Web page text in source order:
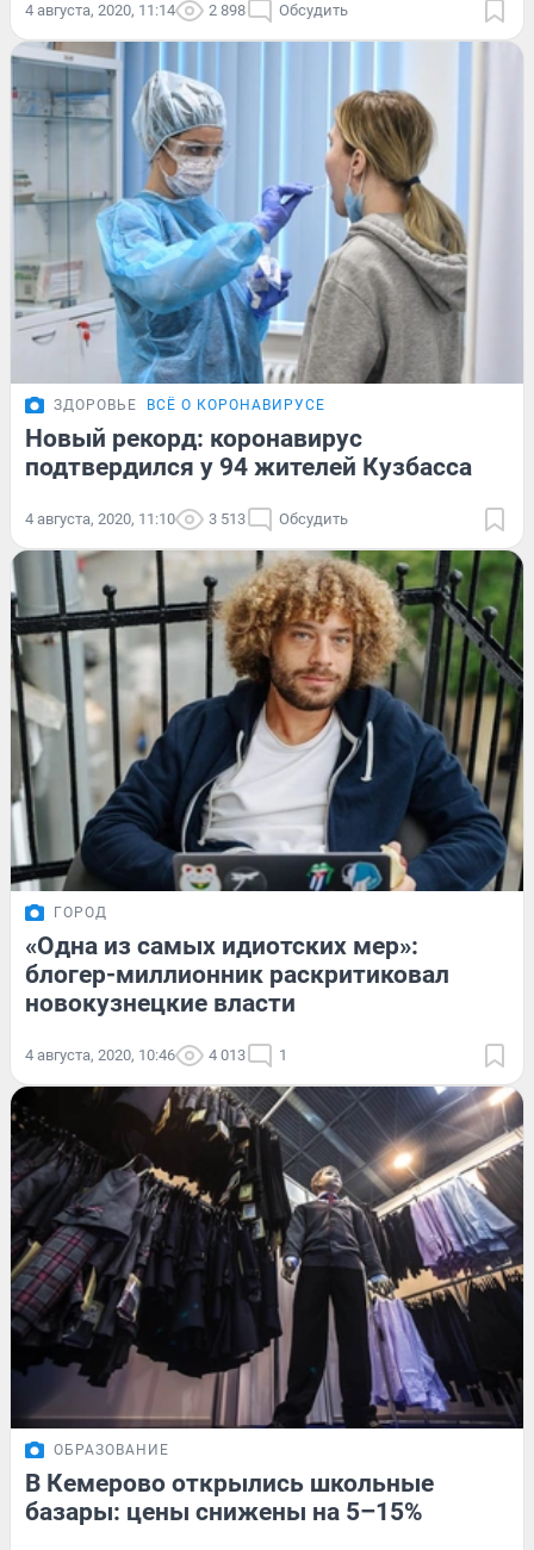
4 августа, 2020, 11:14 2 898 Обсудить
ЗДОРОВЬЕ ВСЁ О КОРОНАВИРУСЕ
Новый рекорд: коронавирус
подтвердился у 94 жителей Кузбасса
4 августа, 2020, 11:10 3 513 Обсудить
ГОРОД
«Одна из самых идиотских мер»:
блогер-миллионник раскритиковал
новокузнецкие власти
4 августа, 2020, 10:46 4 013 1
ОБРАЗОВАНИЕ
В Кемерово открылись школьные
базары: цены снижены на 5–15%